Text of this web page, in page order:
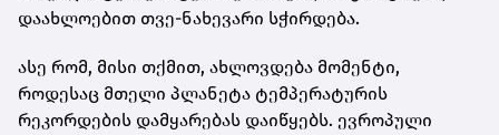
დაახლოებით თვე-ნახევარი სჭირდება.
ასე რომ, მისი თქმით, ახლოვდება მომენტი,
როდესაც მთელი პლანეტა ტემპერატურის
რეკორდების დამყარებას დაიწყებს. ევროპული